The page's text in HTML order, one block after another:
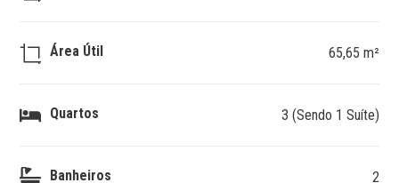
Área Útil 65,65 m²
Quartos 3 (Sendo 1 Suíte)
Banheiros 2